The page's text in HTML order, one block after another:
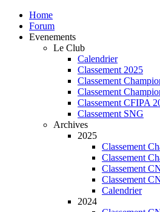
Home
Forum
Evenements
Le Club
Calendrier
Classement 2025
Classement
Classement
Classement CFIPA
Classement SNG
Archives
2025
Classement
Classement
Classement
Classement
Calendrier
2024